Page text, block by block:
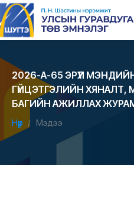
2026-А-65 ЭРҮҮЛ
ГҮЙЦЭТГЭЛИЙН
БАГИЙН АЖИЛЛАХ
Нүүр Мэдээ